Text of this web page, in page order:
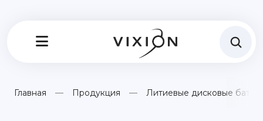
Главная Продукция Литиевые дисковые